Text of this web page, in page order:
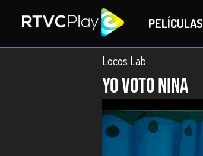
PELÍCULAS
Locos Lab
Yo voto Nina